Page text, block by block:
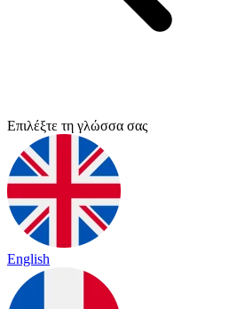
Επιλέξτε τη γλώσσα σας
English